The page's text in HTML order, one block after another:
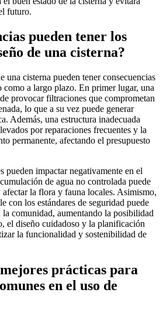
futuro.
pueden tener los
de una cisterna?
una cisterna pueden tener consecuencias
a largo plazo. En primer lugar, una
provocar filtraciones que comprometan
lo que a su vez puede generar
Además, una estructura inadecuada
por reparaciones frecuentes y la
permanente, afectando el presupuesto
pueden impactar negativamente en el
de agua no controlada puede
afectar la flora y fauna locales. Asimismo,
con los estándares de seguridad puede
la comunidad, aumentando la posibilidad
el diseño cuidadoso y la planificación
la funcionalidad y sostenibilidad de
prácticas para
en el uso de